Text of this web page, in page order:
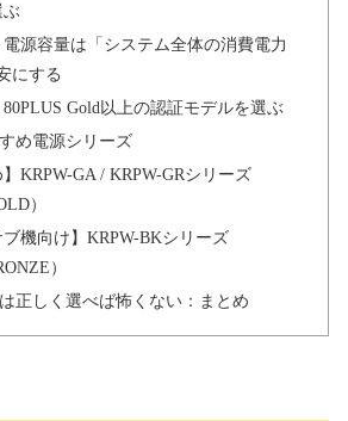
ぶ
源容量は「システム全体の消費電力
にする
Gold以上の認証モデルを選ぶ
め電源シリーズ
】KRPW-GA / KRPW-GRシリーズ
）
ブ機向け】KRPW-BKシリーズ
）
正しく選べば怖くない：まとめ